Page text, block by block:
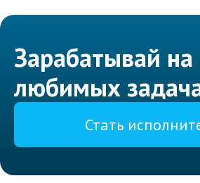
Зарабатывай на
любимых
Стать